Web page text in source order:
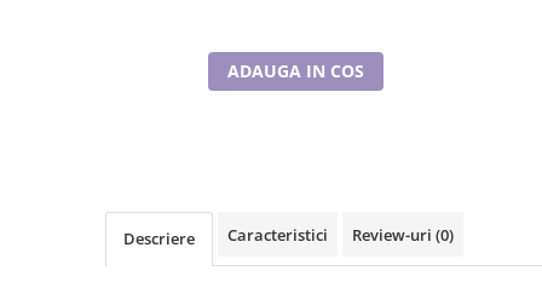
ADAUGA IN COS
Descriere Caracteristici Review-uri (0)